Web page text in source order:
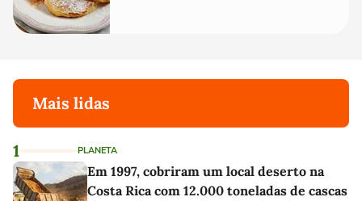
Mais lidas
1 PLANETA
Em 1997, cobriram um local deserto na
Costa Rica com 12.000 toneladas de cascas